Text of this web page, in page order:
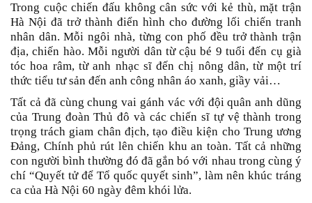
Trong cuộc chiến đấu không cân sức với kẻ thù, mặt trận
Hà Nội đã trở thành điển hình cho đường lối chiến tranh
nhân dân. Mỗi ngôi nhà, từng con phố đều trở thành trận
địa, chiến hào. Mỗi người dân từ cậu bé 9 tuổi đến cụ già
tóc hoa râm, từ anh nhạc sĩ đến chị nông dân, từ một trí
thức tiểu tư sản đến anh công nhân áo xanh, giầy vải…
Tất cả đã cùng chung vai gánh vác với đội quân anh dũng
của Trung đoàn Thủ đô và các chiến sĩ tự vệ thành trong
trọng trách giam chân địch, tạo điều kiện cho Trung ương
Đảng, Chính phủ rút lên chiến khu an toàn. Tất cả những
con người bình thường đó đã gắn bó với nhau trong cùng ý
chí “Quyết tử để Tổ quốc quyết sinh”, làm nên khúc tráng
ca của Hà Nội 60 ngày đêm khói lửa.